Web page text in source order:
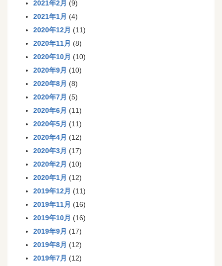
2021年2月 (9)
2021年1月 (4)
2020年12月 (11)
2020年11月 (8)
2020年10月 (10)
2020年9月 (10)
2020年8月 (8)
2020年7月 (5)
2020年6月 (11)
2020年5月 (11)
2020年4月 (12)
2020年3月 (17)
2020年2月 (10)
2020年1月 (12)
2019年12月 (11)
2019年11月 (16)
2019年10月 (16)
2019年9月 (17)
2019年8月 (12)
2019年7月 (12)